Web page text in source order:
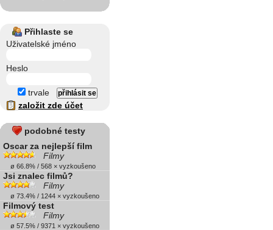
Přihlaste se
Uživatelské jméno
Heslo
trvale
založit zde účet
podobné testy
Oscar za nejlepší film
Filmy
ø 66.8% / 568 × vyzkoušeno
Jsi znalec filmů?
Filmy
ø 73.4% / 1244 × vyzkoušeno
Filmový test
Filmy
ø 57.5% / 9371 × vyzkoušeno